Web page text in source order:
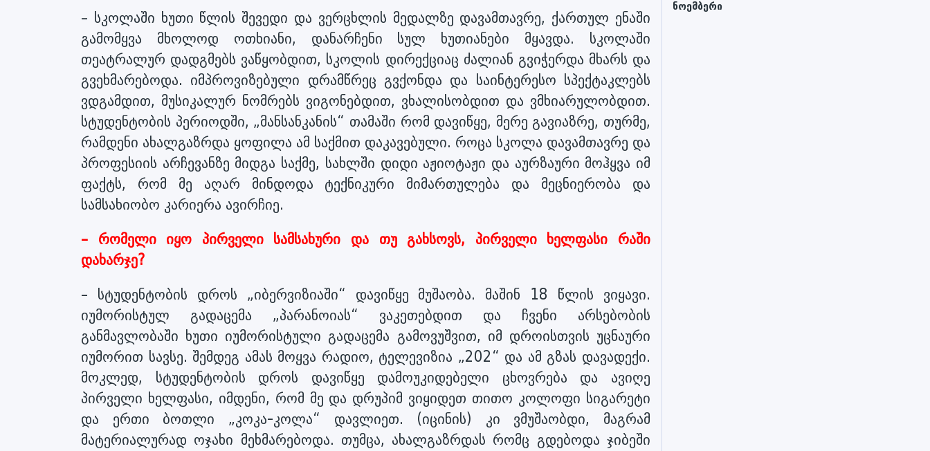
– სკოლაში ხუთი წლის შევედი და ვერცხლის მედალზე დავამთავრე, ქართულ ენაში
გამომყვა მხოლოდ ოთხიანი, დანარჩენი სულ ხუთიანები მყავდა. სკოლაში
თეატრალურ დადგმებს ვაწყობდით, სკოლის დირექციაც ძალიან გვიჭერდა მხარს და
გვეხმარებოდა. იმპროვიზებული დრამწრეც გვქონდა და საინტერესო სპექტაკლებს
ვდგამდით, მუსიკალურ ნომრებს ვიგონებდით, ვხალისობდით და ვმხიარულობდით.
სტუდენტობის პერიოდში, „მანსანკანის“ თამაში რომ დავიწყე, მერე გავიაზრე, თურმე,
რამდენი ახალგაზრდა ყოფილა ამ საქმით დაკავებული. როცა სკოლა დავამთავრე და
პროფესიის არჩევანზე მიდგა საქმე, სახლში დიდი აჟიოტაჟი და აურზაური მოჰყვა იმ
ფაქტს, რომ მე აღარ მინდოდა ტექნიკური მიმართულება და მეცნიერობა და
სამსახიობო კარიერა ავირჩიე.
– რომელი იყო პირველი სამსახური და თუ გახსოვს, პირველი ხელფასი რაში
დახარჯე?
– სტუდენტობის დროს „იბერვიზიაში“ დავიწყე მუშაობა. მაშინ 18 წლის ვიყავი.
იუმორისტულ გადაცემა „პარანოიას“ ვაკეთებდით და ჩვენი არსებობის
განმავლობაში ხუთი იუმორისტული გადაცემა გამოვუშვით, იმ დროისთვის უცნაური
იუმორით სავსე. შემდეგ ამას მოყვა რადიო, ტელევიზია „202“ და ამ გზას დავადექი.
მოკლედ, სტუდენტობის დროს დავიწყე დამოუკიდებელი ცხოვრება და ავიღე
პირველი ხელფასი, იმდენი, რომ მე და დრუპიმ ვიყიდეთ თითო კოლოფი სიგარეტი
და ერთი ბოთლი „კოკა-კოლა“ დავლიეთ. (იცინის) კი ვმუშაობდი, მაგრამ
მატერიალურად ოჯახი მეხმარებოდა. თუმცა, ახალგაზრდას რომც გდებოდა ჯიბეში
ნოემბერი